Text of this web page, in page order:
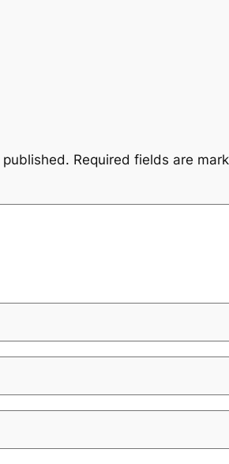
Required fields are